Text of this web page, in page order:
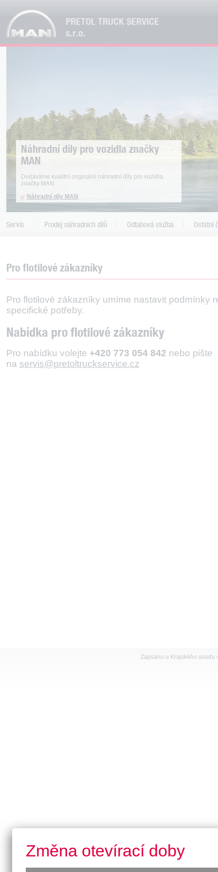
PRETOL TRUCK SERVICE
s.r.o.
Náhradní díly pro vozidla značky
MAN
Dodáváme kvalitní originální náhradní díly pro vozidla
značky MAN.
Náhradní díly MAN
Servis Prodej náhradních dílů Odtahová služba Ostatní
Pro flotilové zákazníky
Pro flotilové zákazníky umíme nastavit podmínky
specifické potřeby.
Nabídka pro flotilové zákazníky
Pro nabídku volejte +420 773 054 842 nebo pište
na servis@pretoltruckservice.cz
Zapsáno u Krajského soudu
Změna otevírací doby